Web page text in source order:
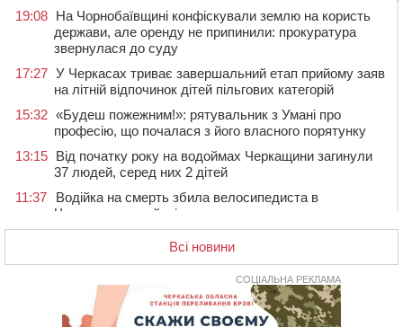
19:08 На Чорнобаївщині конфіскували землю на користь
держави, але оренду не припинили: прокуратура
звернулася до суду
17:27 У Черкасах триває завершальний етап прийому заяв
на літній відпочинок дітей пільгових категорій
15:32 «Будеш пожежним!»: рятувальник з Умані про
професію, що почалася з його власного порятунку
13:15 Від початку року на водоймах Черкащини загинули
37 людей, серед них 2 дітей
11:37
Водійка на смерть збила велосипедиста в
Черкаському районі
Напав на собаку з палицею та намагався наїхати на
іншу тварину: на Уманщині поліція відкрила
Безкоштовне харчування, укриття та STEM: Черкаси
готують освітню галузь до нового навчального року
Всі новини
СОЦІАЛЬНА РЕКЛАМА